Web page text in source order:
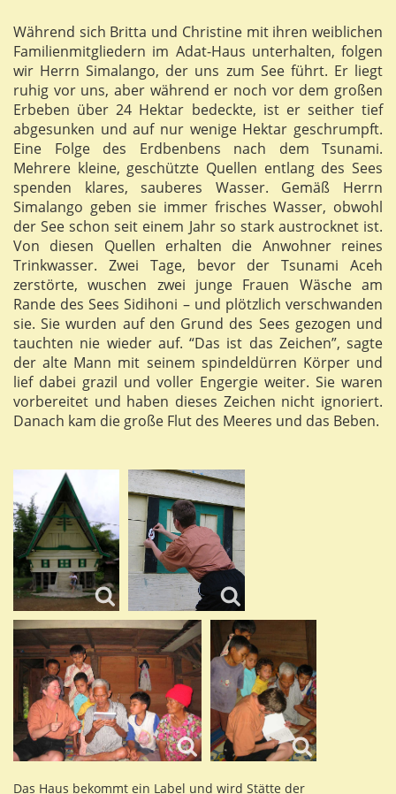
Während sich Britta und Christine mit ihren weiblichen
Familienmitgliedern im Adat-Haus unterhalten, folgen
wir Herrn Simalango, der uns zum See führt. Er liegt
ruhig vor uns, aber während er noch vor dem großen
Erbeben über 24 Hektar bedeckte, ist er seither tief
abgesunken und auf nur wenige Hektar geschrumpft.
Eine Folge des Erdbenbens nach dem Tsunami.
Mehrere kleine, geschützte Quellen entlang des Sees
spenden klares, sauberes Wasser. Gemäß Herrn
Simalango geben sie immer frisches Wasser, obwohl
der See schon seit einem Jahr so stark austrocknet ist.
Von diesen Quellen erhalten die Anwohner reines
Trinkwasser. Zwei Tage, bevor der Tsunami Aceh
zerstörte, wuschen zwei junge Frauen Wäsche am
Rande des Sees Sidihoni – und plötzlich verschwanden
sie. Sie wurden auf den Grund des Sees gezogen und
tauchten nie wieder auf. “Das ist das Zeichen”, sagte
der alte Mann mit seinem spindeldürren Körper und
lief dabei grazil und voller Engergie weiter. Sie waren
vorbereitet und haben dieses Zeichen nicht ignoriert.
Danach kam die große Flut des Meeres und das Beben.
Das Haus bekommt ein Label und wird Stätte der